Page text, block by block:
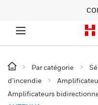
Par catégorie
d’incendie
Amplificateurs